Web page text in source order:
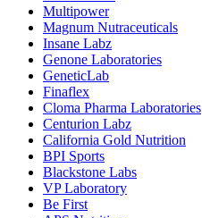
Multipower
Magnum Nutraceuticals
Insane Labz
Genone Laboratories
GeneticLab
Finaflex
Cloma Pharma Laboratories
Centurion Labz
California Gold Nutrition
BPI Sports
Blackstone Labs
VP Laboratory
Be First